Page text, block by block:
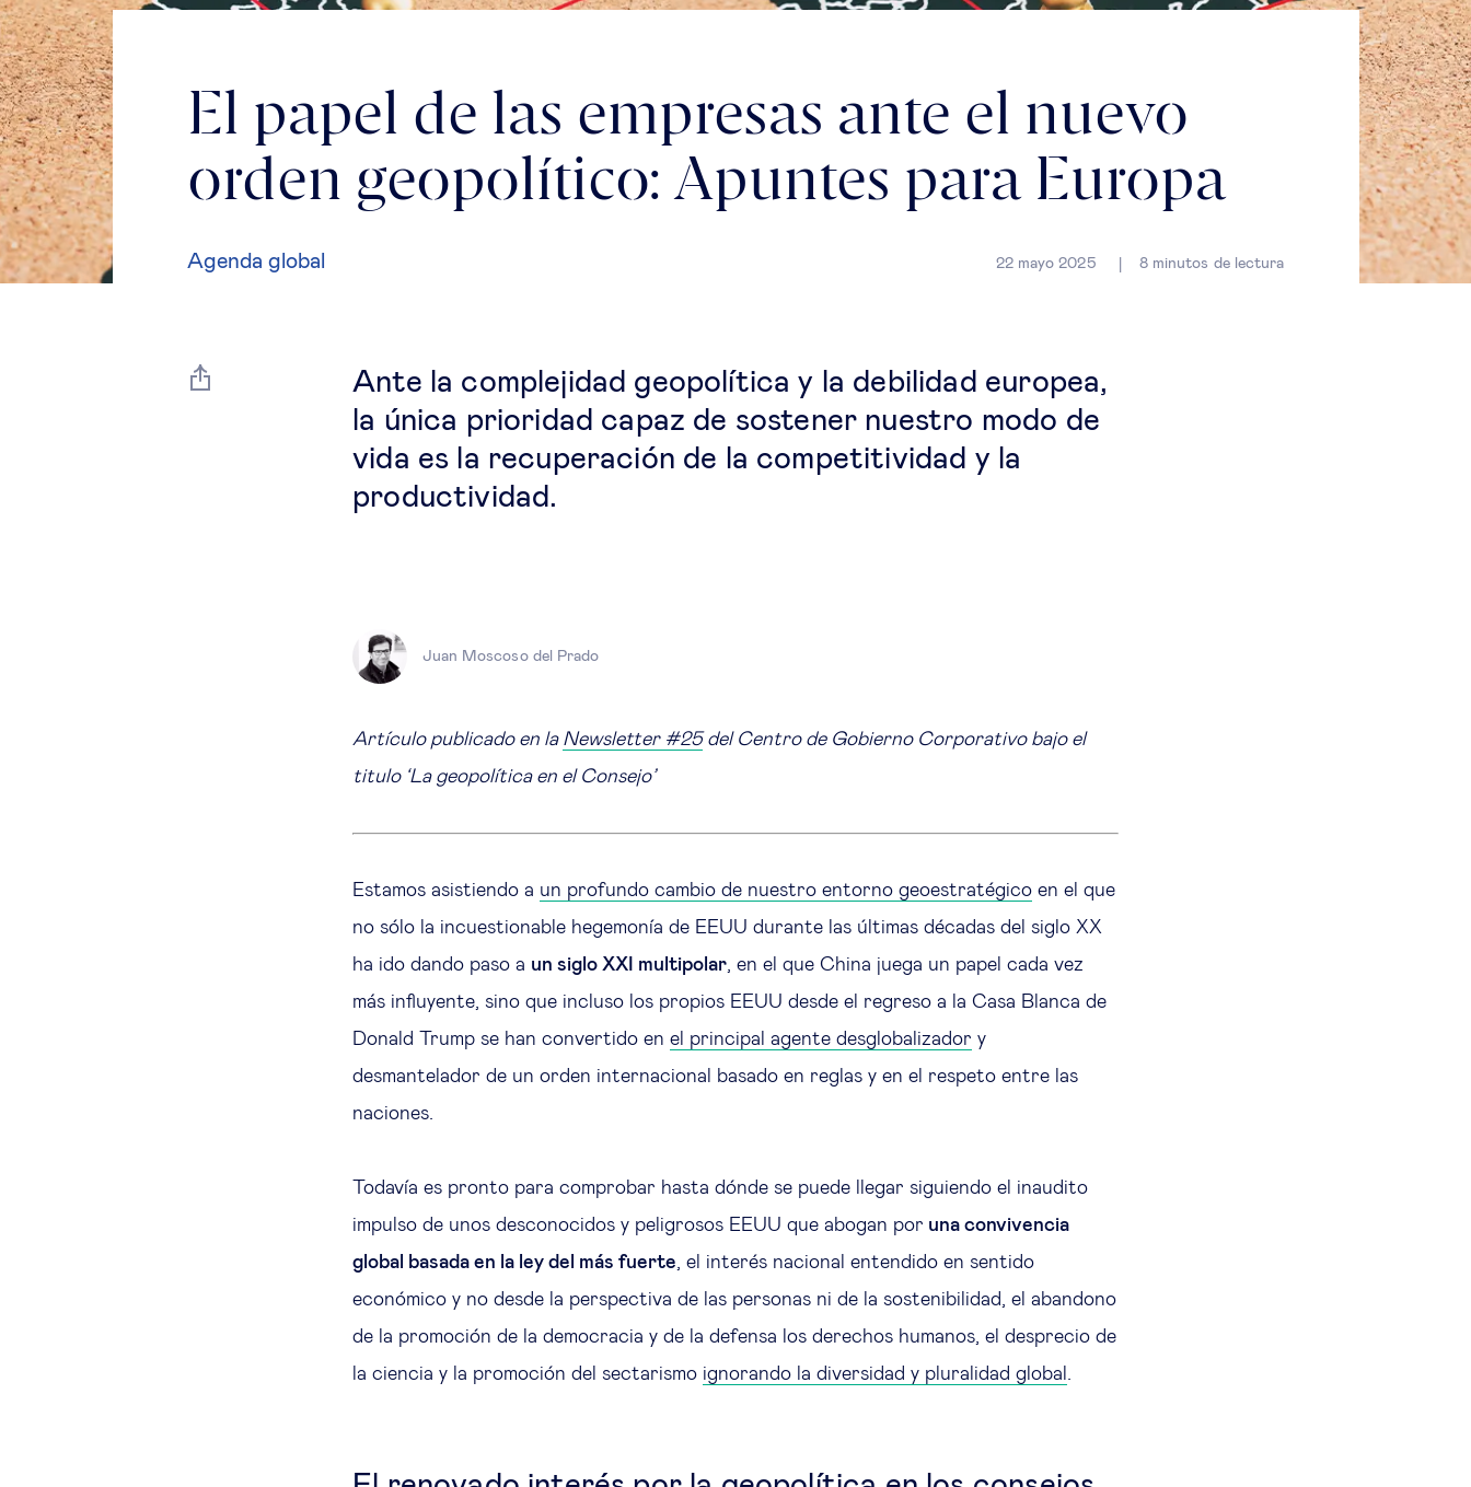
El papel de las empresas ante el nuevo
orden geopolítico: Apuntes para Europa
Agenda global 22 mayo 2025 8minutos de lectura
Ante la complejidad geopolítica y la debilidad europea,
la única prioridad capaz de sostener nuestro modo de
vida es la recuperación de la competitividad y la
productividad.
Juan Moscoso del Prado
Artículo publicado en la Newsletter #25del Centro de Gobierno Corporativo bajo el
titulo ‘La geopolítica en el Consejo’
Estamos asistiendo a un profundo cambio de nuestro entorno geoestratégico en el que
no sólo la incuestionable hegemonía de EEUU durante las últimas décadas del siglo XX
ha ido dando paso a un siglo XXI multipolar, en el que China juega un papel cada vez
más influyente, sino que incluso los propios EEUU desde el regreso a la Casa Blanca de
Donald Trump se han convertido en el principal agente desglobalizador y
desmantelador de un orden internacional basado en reglas y en el respeto entre las
naciones.
Todavía es pronto para comprobar hasta dónde se puede llegar siguiendo el inaudito
impulso de unos desconocidos y peligrosos EEUU que abogan por una convivencia
global basada en la ley del más fuerte, el interés nacional entendido en sentido
económico y no desde la perspectiva de las personas ni de la sostenibilidad, el abandono
de la promoción de la democracia y de la defensa los derechos humanos, el desprecio de
la ciencia y la promoción del sectarismo ignorando la diversidad y pluralidad global .